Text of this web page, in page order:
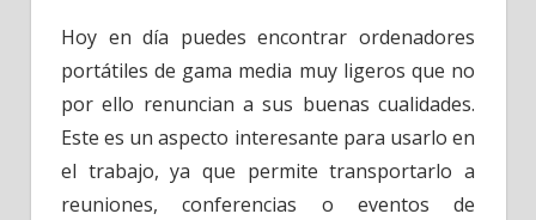
Hoy en día puedes encontrar ordenadores
portátiles de gama media muy ligeros que no
por ello renuncian a sus buenas cualidades.
Este es un aspecto interesante para usarlo en
el trabajo, ya que permite transportarlo a
reuniones, conferencias o eventos de